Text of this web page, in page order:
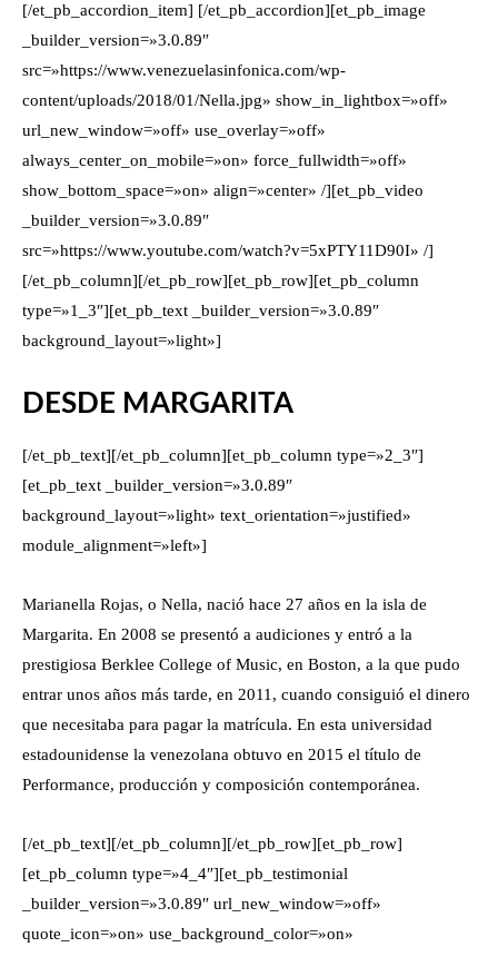
[/et_pb_accordion_item] [/et_pb_accordion][et_pb_image
_builder_version=»3.0.89″
src=»https://www.venezuelasinfonica.com/wp-
content/uploads/2018/01/Nella.jpg» show_in_lightbox=»off»
url_new_window=»off» use_overlay=»off»
always_center_on_mobile=»on» force_fullwidth=»off»
show_bottom_space=»on» align=»center» /][et_pb_video
_builder_version=»3.0.89″
src=»https://www.youtube.com/watch?v=5xPTY11D90I» /]
[/et_pb_column][/et_pb_row][et_pb_row][et_pb_column
type=»1_3″][et_pb_text _builder_version=»3.0.89″
background_layout=»light»]
DESDE MARGARITA
[/et_pb_text][/et_pb_column][et_pb_column type=»2_3″]
[et_pb_text _builder_version=»3.0.89″
background_layout=»light» text_orientation=»justified»
module_alignment=»left»]
Marianella Rojas, o Nella, nació hace 27 años en la isla de
Margarita. En 2008 se presentó a audiciones y entró a la
prestigiosa Berklee College of Music, en Boston, a la que pudo
entrar unos años más tarde, en 2011, cuando consiguió el dinero
que necesitaba para pagar la matrícula. En esta universidad
estadounidense la venezolana obtuvo en 2015 el título de
Performance, producción y composición contemporánea.
[/et_pb_text][/et_pb_column][/et_pb_row][et_pb_row]
[et_pb_column type=»4_4″][et_pb_testimonial
_builder_version=»3.0.89″ url_new_window=»off»
quote_icon=»on» use_background_color=»on»